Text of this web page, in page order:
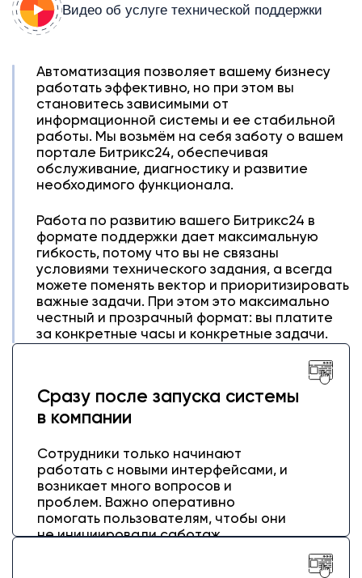
Видео об услуге технической поддержки
Автоматизация позволяет вашему бизнесу
работать эффективно, но при этом вы
становитесь зависимыми от
информационной системы и ее стабильной
работы. Мы возьмём на себя заботу о вашем
портале Битрикс24, обеспечивая
обслуживание, диагностику и развитие
необходимого функционала.
Работа по развитию вашего Битрикс24 в
формате поддержки дает максимальную
гибкость, потому что вы не связаны
условиями технического задания, а всегда
можете поменять вектор и приоритизировать
важные задачи. При этом это максимально
честный и прозрачный формат: вы платите
за конкретные часы и конкретные задачи.
Сразу после запуска системы
в компании
Сотрудники только начинают
работать с новыми интерфейсами, и
возникает много вопросов и
проблем. Важно оперативно
помогать пользователям, чтобы они
не инициировали саботаж